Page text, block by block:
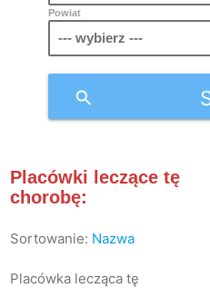
Powiat
search
Placówki leczące tę
chorobę:
Sortowanie: Nazwa
Placówka lecząca tę